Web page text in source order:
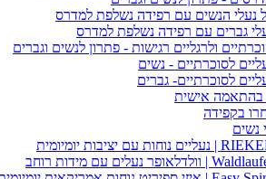
נעלי הנשים עם רפידה נשלפת למדרס
גברים עם רפידה נשלפת למדרס
ולרגליים רגישות - פתרון לנשים וגברים
לסוכרתיים - נשים
לסוכרתיים- גברים
בהתאמה אישית
בקפידה
נשים